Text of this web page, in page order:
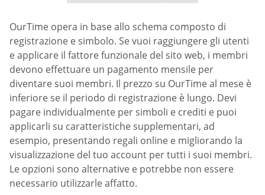
OurTime opera in base allo schema composto di
registrazione e simbolo. Se vuoi raggiungere gli utenti
e applicare il fattore funzionale del sito web, i membri
devono effettuare un pagamento mensile per
diventare suoi membri. Il prezzo su OurTime al mese è
inferiore se il periodo di registrazione è lungo. Devi
pagare individualmente per simboli e crediti e puoi
applicarli su caratteristiche supplementari, ad
esempio, presentando regali online e migliorando la
visualizzazione del tuo account per tutti i suoi membri.
Le opzioni sono alternative e potrebbe non essere
necessario utilizzarle affatto.